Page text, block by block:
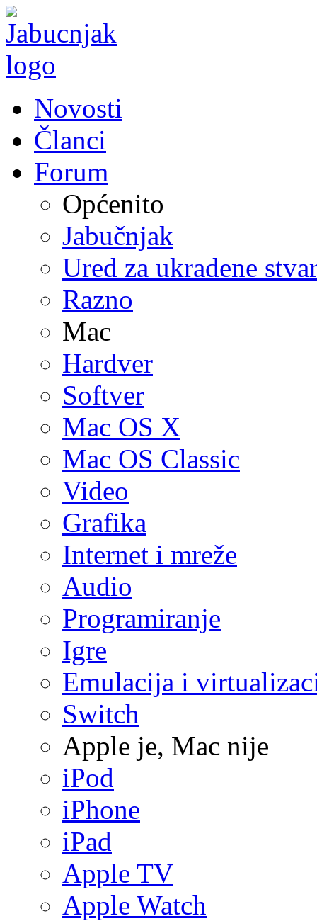
Novosti
Članci
Forum
Općenito
Jabučnjak
Ured za ukradene
Razno
Mac
Hardver
Softver
Mac OS X
Mac OS Classic
Video
Grafika
Internet i mreže
Audio
Programiranje
Igre
Emulacija i
Switch
Apple je, Mac nije
iPod
iPhone
iPad
Apple TV
Apple Watch